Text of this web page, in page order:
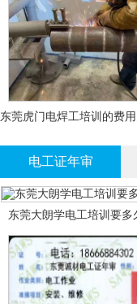
东莞虎门电焊工培训的费
电工证年审
东莞大朗学电工培训要多